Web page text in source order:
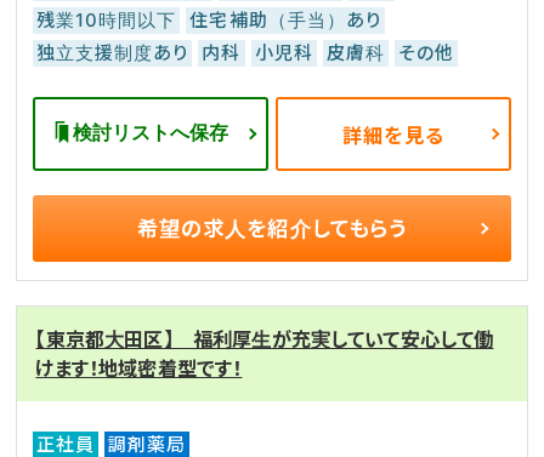
残業10時間以下
住宅補助（手当）あり
独立支援制度あり
内科 小児科 皮膚科 その他
検討リストへ保存 詳細を見る
希望の求人を紹介してもらう
【東京都大田区】 福利厚生が充実していて安心して働
けます！地域密着型です！
正社員 調剤薬局